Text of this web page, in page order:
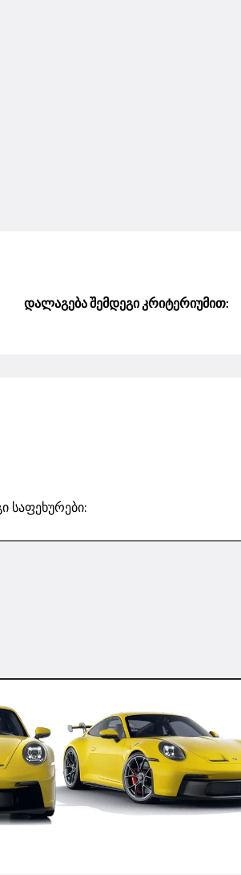
დალაგება შემდეგი კრიტერიუმით:
საფეხურები: